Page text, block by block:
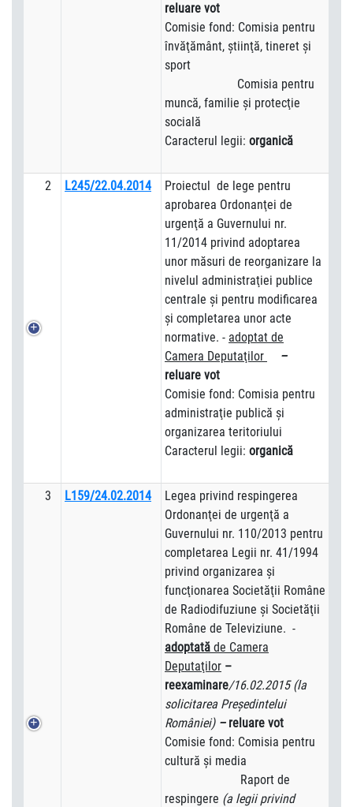
reluare vot
Comisie fond: Comisia pentru
învăţământ, ştiinţă, tineret şi
sport
Comisia pentru
muncă, familie şi protecţie
socială
Caracterul legii: organică
2 L245/22.04.2014
Proiectul de lege pentru
aprobarea Ordonanţei de
urgenţă a Guvernului nr.
11/2014 privind adoptarea
unor măsuri de reorganizare la
nivelul administraţiei publice
centrale şi pentru modificarea
şi completarea unor acte
normative. - adoptat de
Camera Deputaţilor
–
reluare vot
Comisie fond: Comisia pentru
administraţie publică şi
organizarea teritoriului
Caracterul legii: organică
3 L159/24.02.2014
Legea privind respingerea
Ordonanţei de urgenţă a
Guvernului nr. 110/2013 pentru
completarea Legii nr. 41/1994
privind organizarea şi
funcţionarea Societăţii Române
de Radiodifuziune şi Societăţii
Române de Televiziune. -
adoptată de Camera
Deputaţilor –
reexaminare/16.02.2015 (la
solicitarea Preşedintelui
României)– reluare vot
Comisie fond: Comisia pentru
cultură şi media
Raport de
respingere (a legii privind